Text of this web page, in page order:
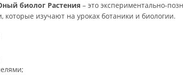
биолог Растения – это экспериментально-
которые изучают на уроках ботаники и биологии.